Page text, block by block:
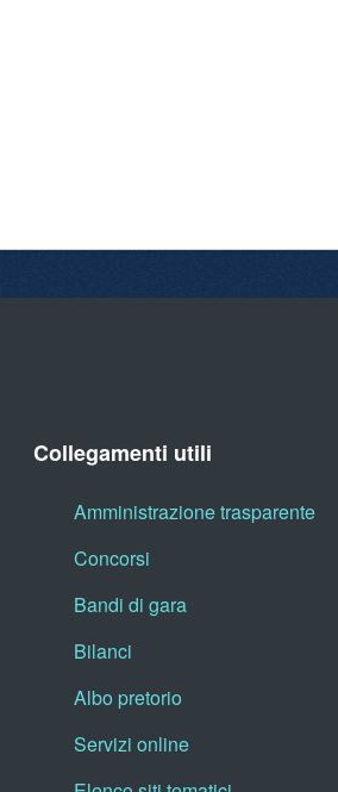
Collegamenti utili
Amministrazione trasparente
Concorsi
Bandi di gara
Bilanci
Albo pretorio
Servizi online